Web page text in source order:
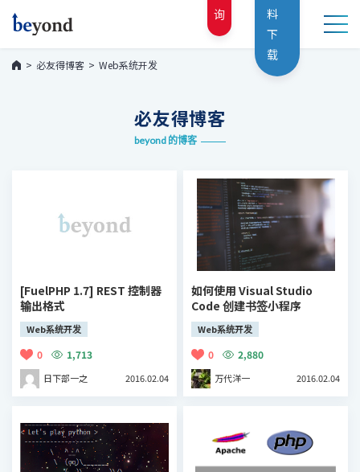
询
料
下
载
必友得博客 Web系统开发
必友得博客
beyond 的博客
[FuelPHP 1.7] REST 控制器
输出格式
Web系统开发
0 1,713
日下部一之 2016.02.04
如何使用 Visual Studio
Code 创建书签小程序
Web系统开发
0 2,880
万代洋一 2016.02.04